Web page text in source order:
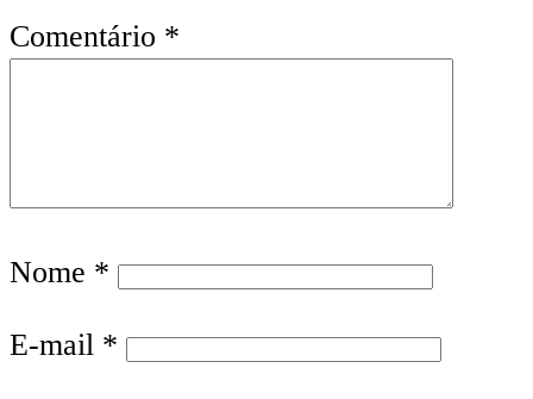
Comentário *
Nome *
E-mail *